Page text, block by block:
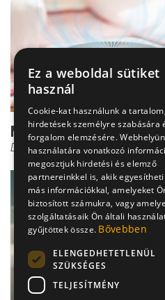
Milyen a jó légtisztító a
Dr. Mucsi János
Ez a weboldal sütiket
használ
Cookie-kat használunk a
hirdetések személyre szabására
forgalom elemzésére.
használatára vonatkozó
megosztjuk hirdetési és elemző
partnereinkkel is, akik
más információkkal, amelyeket
biztosított számukra, vagy
szolgáltatásaik Ön általi
gyűjtöttek össze. Bővebben
ELENGEDHETETLENÜL
SZÜKSÉGES
TELJESÍTMÉNY